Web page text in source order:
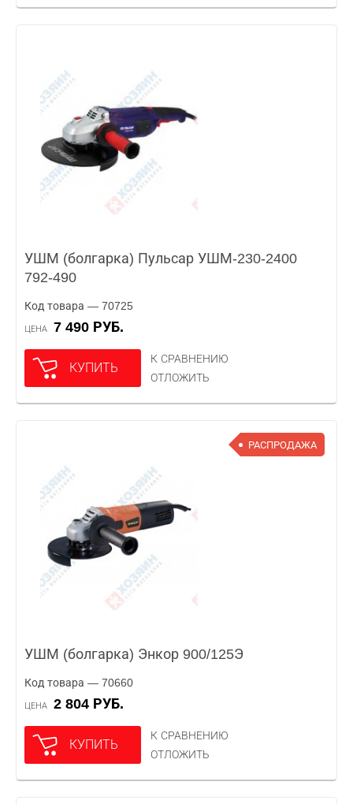
УШМ (болгарка) Пульсар УШМ-230-2400
792-490
Код товара — 70725
ЦЕНА 7 490 РУБ.
КУПИТЬ
К СРАВНЕНИЮ
ОТЛОЖИТЬ
РАСПРОДАЖА
УШМ (болгарка) Энкор 900/125Э
Код товара — 70660
ЦЕНА 2 804 РУБ.
КУПИТЬ
К СРАВНЕНИЮ
ОТЛОЖИТЬ